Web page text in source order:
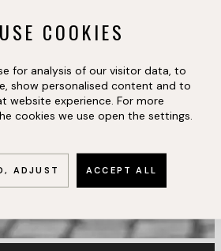
COOKIES
for analysis of our visitor data, to
show personalised content and to
website experience. For more
cookies we use open the settings.
ADJUST ACCEPT ALL